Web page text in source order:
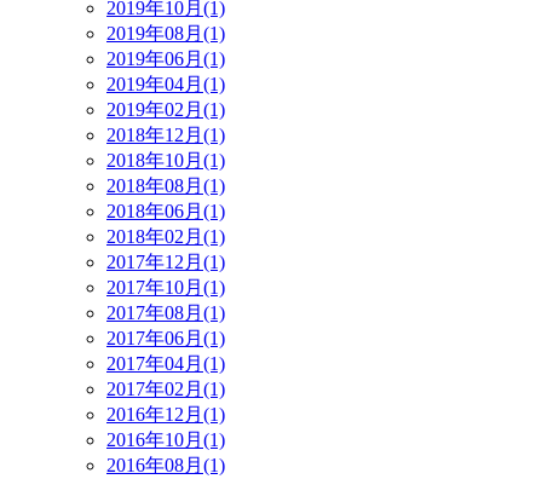
2019年10月(1)
2019年08月(1)
2019年06月(1)
2019年04月(1)
2019年02月(1)
2018年12月(1)
2018年10月(1)
2018年08月(1)
2018年06月(1)
2018年02月(1)
2017年12月(1)
2017年10月(1)
2017年08月(1)
2017年06月(1)
2017年04月(1)
2017年02月(1)
2016年12月(1)
2016年10月(1)
2016年08月(1)